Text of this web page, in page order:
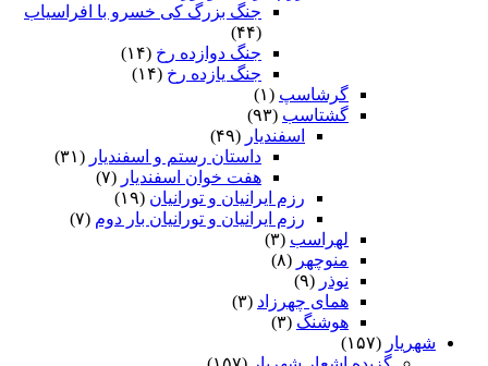
جنگ بزرگ کی خسرو با افراسیاب
(۴۴)
جنگ دوازده رخ (۱۴)
جنگ یازده رخ (۱۴)
گرشاسپ (۱)
گشتاسب (۹۳)
اسفندیار (۴۹)
داستان رستم و اسفندیار (۳۱)
هفت خوان اسفندیار (۷)
رزم ایرانیان و تورانیان (۱۹)
رزم ایرانیان و تورانیان بار دوم (۷)
لهراسب (۳)
منوچهر (۸)
نوذر (۹)
هماى چهرزاد (۳)
هوشنگ (۳)
شهریار (۱۵۷)